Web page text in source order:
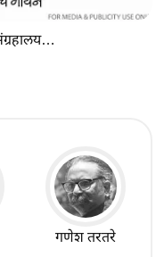
गणेश तरतरे